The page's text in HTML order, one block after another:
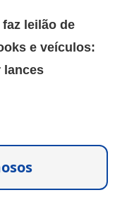
leilão de
e veículos:
lances